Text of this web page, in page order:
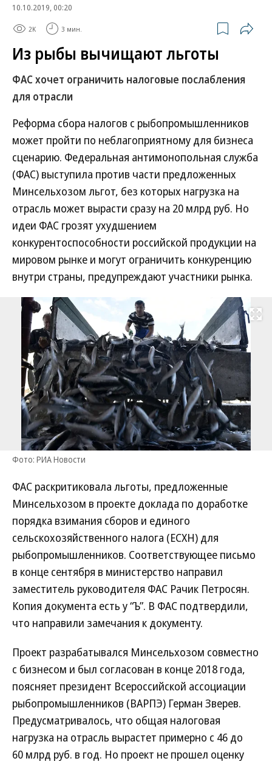
10.10.2019, 00:20
2K 3 мин.
Из рыбы вычищают льготы
ФАС хочет ограничить налоговые послабления
для отрасли
Реформа сбора налогов с рыбопромышленников
может пройти по неблагоприятному для бизнеса
сценарию. Федеральная антимонопольная служба
(ФАС) выступила против части предложенных
Минсельхозом льгот, без которых нагрузка на
отрасль может вырасти сразу на 20 млрд руб. Но
идеи ФАС грозят ухудшением
конкурентоспособности российской продукции на
мировом рынке и могут ограничить конкуренцию
внутри страны, предупреждают участники рынка.
Развернуть
Фото: РИА Новости
ФАС раскритиковала льготы, предложенные
Минсельхозом в проекте доклада по доработке
порядка взимания сборов и единого
сельскохозяйственного налога (ЕСХН) для
рыбопромышленников. Соответствующее письмо
в конце сентября в министерство направил
заместитель руководителя ФАС Рачик Петросян.
Копия документа есть у “Ъ”. В ФАС подтвердили,
что направили замечания к документу.
Проект разрабатывался Минсельхозом совместно
с бизнесом и был согласован в конце 2018 года,
поясняет президент Всероссийской ассоциации
рыбопромышленников (ВАРПЭ) Герман Зверев.
Предусматривалось, что общая налоговая
нагрузка на отрасль вырастет примерно с 46 до
60 млрд руб. в год. Но проект не прошел оценку